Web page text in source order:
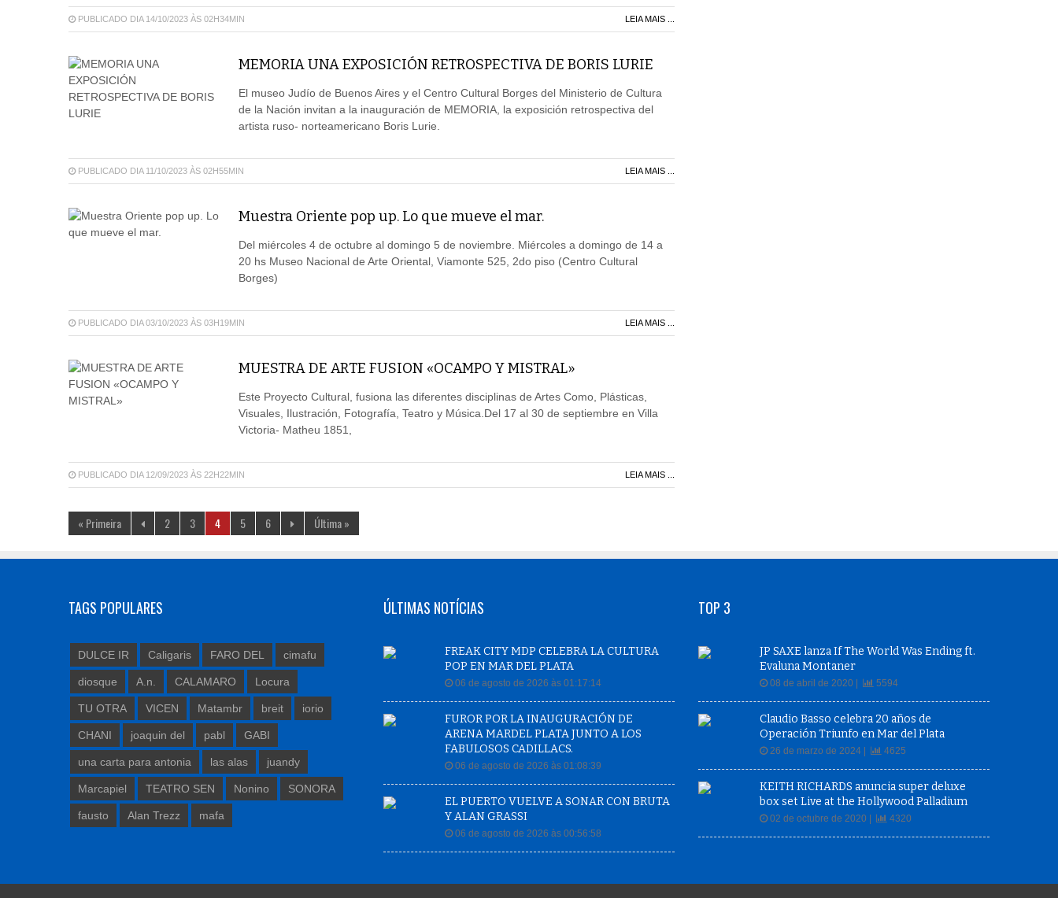
PUBLICADO DIA 14/10/2023 ÀS 02H34MIN LEIA MAIS ...
MEMORIA UNA EXPOSICIÓN RETROSPECTIVA DE BORIS LURIE
El museo Judío de Buenos Aires y el Centro Cultural Borges del Ministerio de Cultura
de la Nación invitan a la inauguración de MEMORIA, la exposición retrospectiva del
artista ruso- norteamericano Boris Lurie.
PUBLICADO DIA 11/10/2023 ÀS 02H55MIN LEIA MAIS ...
Muestra Oriente pop up. Lo que mueve el mar.
Del miércoles 4 de octubre al domingo 5 de noviembre. Miércoles a domingo de 14 a
20 hs Museo Nacional de Arte Oriental, Viamonte 525, 2do piso (Centro Cultural
Borges)
PUBLICADO DIA 03/10/2023 ÀS 03H19MIN LEIA MAIS ...
MUESTRA DE ARTE FUSION «OCAMPO Y MISTRAL»
Este Proyecto Cultural, fusiona las diferentes disciplinas de Artes Como, Plásticas,
Visuales, Ilustración, Fotografía, Teatro y Música.Del 17 al 30 de septiembre en Villa
Victoria- Matheu 1851,
PUBLICADO DIA 12/09/2023 ÀS 22H22MIN LEIA MAIS ...
« Primeira 2 3 4 5 6 Última »
TAGS POPULARES
DULCE IR Caligaris FARO DEL cimafu
diosque A.n. CALAMARO Locura
TU OTRA VICEN Matambr breit iorio
CHANI joaquin del pabl GABI
una carta para antonia las alas juandy
Marcapiel TEATRO SEN Nonino SONORA
fausto Alan Trezz mafa
ÚLTIMAS NOTÍCIAS
FREAK CITY MDP CELEBRA LA CULTURA
POP EN MAR DEL PLATA
06 de agosto de 2026 às 01:17:14
FUROR POR LA INAUGURACIÓN DE
ARENA MARDEL PLATA JUNTO A LOS
FABULOSOS CADILLACS.
06 de agosto de 2026 às 01:08:39
EL PUERTO VUELVE A SONAR CON BRUTA
Y ALAN GRASSI
06 de agosto de 2026 às 00:56:58
TOP 3
JP SAXE lanza If The World Was Ending ft.
Evaluna Montaner
08 de abril de 2020 | 5594
Claudio Basso celebra 20 años de
Operación Triunfo en Mar del Plata
26 de marzo de 2024 | 4625
KEITH RICHARDS anuncia super deluxe
box set Live at the Hollywood Palladium
02 de octubre de 2020 | 4320